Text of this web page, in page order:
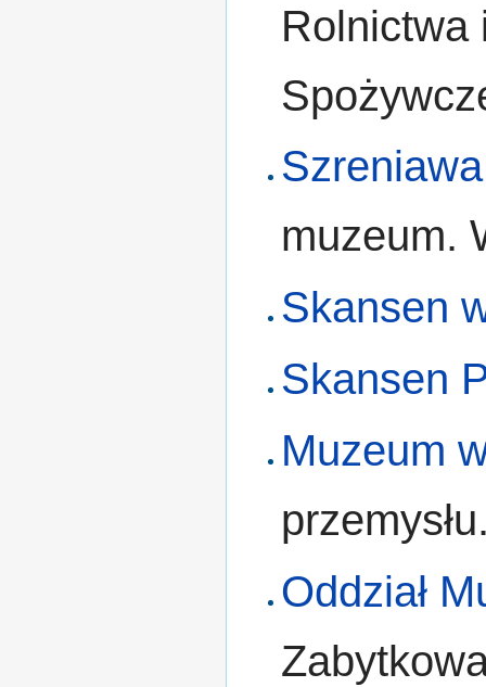
Rolnictwa
muzeum.
Skansen
Skansen
Muzeum
Oddział